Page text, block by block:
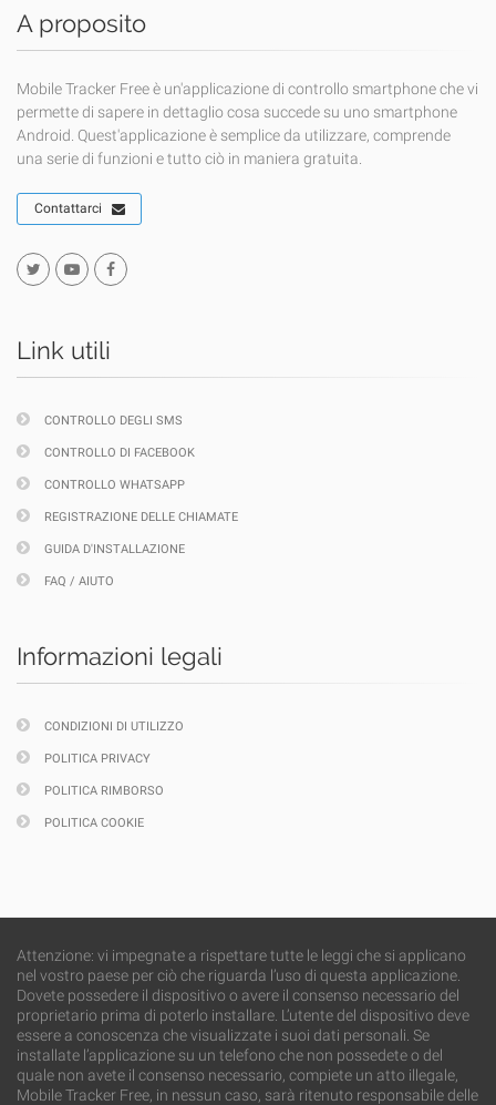
A proposito
Mobile Tracker Free è un'applicazione di controllo smartphone che vi
permette di sapere in dettaglio cosa succede su uno smartphone
Android. Quest'applicazione è semplice da utilizzare, comprende
una serie di funzioni e tutto ciò in maniera gratuita.
Contattarci
Link utili
CONTROLLO DEGLI SMS
CONTROLLO DI FACEBOOK
CONTROLLO WHATSAPP
REGISTRAZIONE DELLE CHIAMATE
GUIDA D'INSTALLAZIONE
FAQ / AIUTO
Informazioni legali
CONDIZIONI DI UTILIZZO
POLITICA PRIVACY
POLITICA RIMBORSO
POLITICA COOKIE
Attenzione: vi impegnate a rispettare tutte le leggi che si applicano
nel vostro paese per ciò che riguarda l’uso di questa applicazione.
Dovete possedere il dispositivo o avere il consenso necessario del
proprietario prima di poterlo installare. L’utente del dispositivo deve
essere a conoscenza che visualizzate i suoi dati personali. Se
installate l’applicazione su un telefono che non possedete o del
quale non avete il consenso necessario, compiete un atto illegale,
Mobile Tracker Free, in nessun caso, sarà ritenuto responsabile delle